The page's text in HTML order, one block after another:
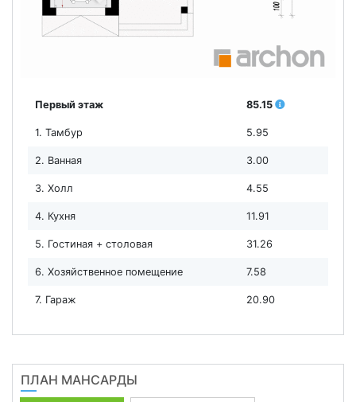
Первый этаж 85.15
1. Тамбур 5.95
2. Ванная 3.00
3. Холл 4.55
4. Кухня 11.91
5. Гостиная + столовая 31.26
6. Хозяйственное помещение 7.58
7. Гараж 20.90
ПЛАН МАНСАРДЫ